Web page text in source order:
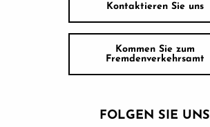
Kontaktieren Sie uns
Kommen Sie zum
Fremdenverkehrsamt
FOLGEN SIE UNS